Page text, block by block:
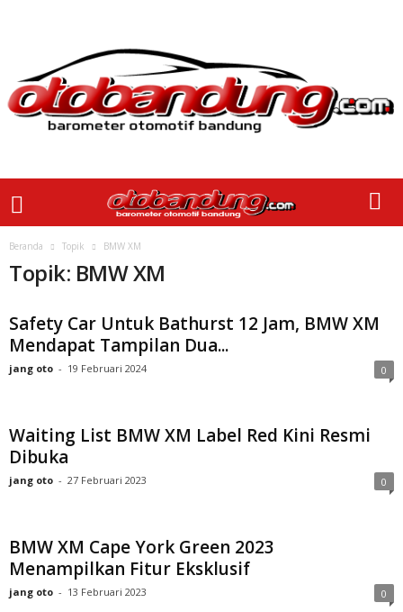
Beranda Topik BMW XM
Topik: BMW XM
Safety Car Untuk Bathurst 12 Jam, BMW XM
Mendapat Tampilan Dua...
jang oto - 19 Februari 2024 0
Waiting List BMW XM Label Red Kini Resmi
Dibuka
jang oto - 27 Februari 2023 0
BMW XM Cape York Green 2023
Menampilkan Fitur Eksklusif
jang oto - 13 Februari 2023 0